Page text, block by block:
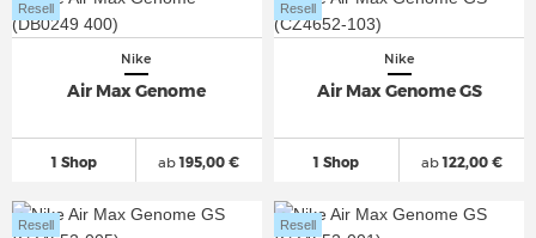
Nike
Air Max Genome
1 Shop
Resell
ab195,00 €
Nike
Air Max Genome GS
1 Shop
Resell
ab122,00 €
Resell Resell